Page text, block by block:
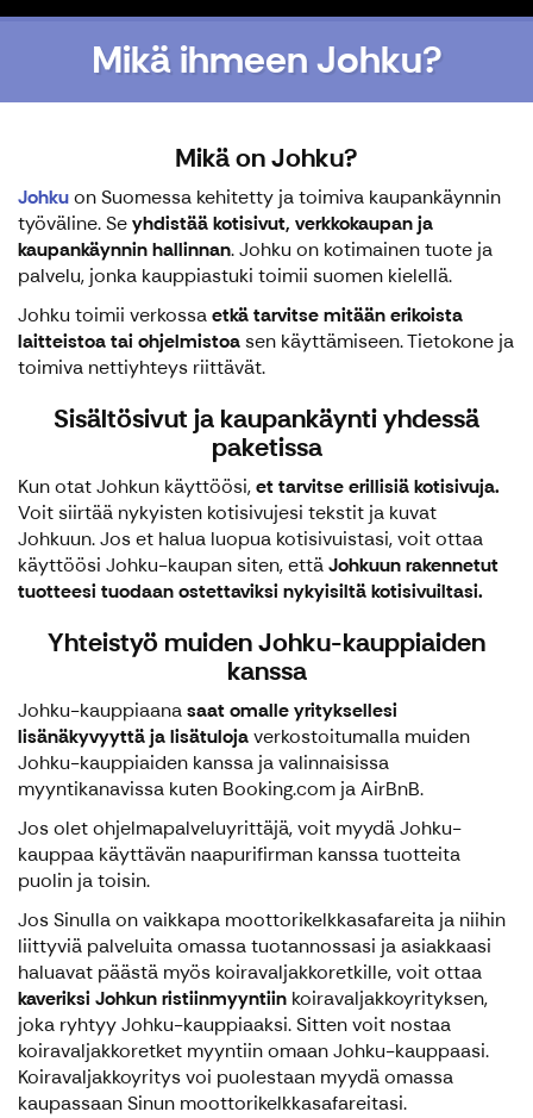
Mikä ihmeen Johku?
Mikä on Johku?
Johkuon Suomessa kehitetty ja toimiva kaupankäynnin
työväline. Seyhdistää kotisivut, verkkokaupan ja
kaupankäynnin hallinnan. Johku on kotimainen tuote ja
palvelu, jonka kauppiastuki toimii suomen kielellä.
Johku toimii verkossaetkä tarvitse mitään erikoista
laitteistoa tai ohjelmistoasen käyttämiseen. Tietokone ja
toimiva nettiyhteys riittävät.
Sisältösivut ja kaupankäynti yhdessä
paketissa
Kun otat Johkun käyttöösi,et tarvitse erillisiä kotisivuja.
Voit siirtää nykyisten kotisivujesi tekstit ja kuvat
Johkuun. Jos et halua luopua kotisivuistasi, voit ottaa
käyttöösi Johku-kaupan siten, ettäJohkuun rakennetut
tuotteesi tuodaan ostettaviksi nykyisiltä kotisivuiltasi.
Yhteistyö muiden Johku-kauppiaiden
kanssa
Johku-kauppiaanasaat omalle yrityksellesi
lisänäkyvyyttä ja lisätulojaverkostoitumalla muiden
Johku-kauppiaiden kanssa ja valinnaisissa
myyntikanavissa kuten Booking.com ja AirBnB.
Jos olet ohjelmapalveluyrittäjä, voit myydä Johku-
kauppaa käyttävän naapurifirman kanssa tuotteita
puolin ja toisin.
Jos Sinulla on vaikkapa moottorikelkkasafareita ja niihin
liittyviä palveluita omassa tuotannossasi ja asiakkaasi
haluavat päästä myös koiravaljakkoretkille, voit ottaa
kaveriksi Johkun ristiinmyyntiin koiravaljakkoyrityksen,
joka ryhtyy Johku-kauppiaaksi. Sitten voit nostaa
koiravaljakkoretket myyntiin omaan Johku-kauppaasi.
Koiravaljakkoyritys voi puolestaan myydä omassa
kaupassaan Sinun moottorikelkkasafareitasi.